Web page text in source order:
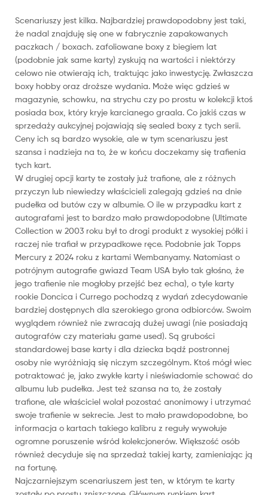
Scenariuszy jest kilka. Najbardziej prawdopodobny jest taki,
że nadal znajduję się one w fabrycznie zapakowanych
paczkach / boxach. zafoliowane boxy z biegiem lat
(podobnie jak same karty) zyskują na wartości i niektórzy
celowo nie otwierają ich, traktując jako inwestycję. Zwłaszcza
boxy hobby oraz droższe wydania. Może więc gdzieś w
magazynie, schowku, na strychu czy po prostu w kolekcji ktoś
posiada box, który kryje karcianego graala. Co jakiś czas w
sprzedaży aukcyjnej pojawiają się sealed boxy z tych serii.
Ceny ich są bardzo wysokie, ale w tym scenariuszu jest
szansa i nadzieja na to, że w końcu doczekamy się trafienia
tych kart.
W drugiej opcji karty te zostały już trafione, ale z różnych
przyczyn lub niewiedzy właścicieli zalegają gdzieś na dnie
pudełka od butów czy w albumie. O ile w przypadku kart z
autografami jest to bardzo mało prawdopodobne (Ultimate
Collection w 2003 roku był to drogi produkt z wysokiej półki i
raczej nie trafiał w przypadkowe ręce. Podobnie jak Topps
Mercury z 2024 roku z kartami Wembanyamy. Natomiast o
potrójnym autografie gwiazd Team USA było tak głośno, że
jego trafienie nie mogłoby przejść bez echa), o tyle karty
rookie Doncica i Currego pochodzą z wydań zdecydowanie
bardziej dostępnych dla szerokiego grona odbiorców. Swoim
wyglądem również nie zwracają dużej uwagi (nie posiadają
autografów czy materiału game used). Są grubości
standardowej base karty i dla dziecka bądź postronnej
osoby nie wyróżniają się niczym szczególnym. Ktoś mógł wiec
potraktować je, jako zwykłe karty i nieświadomie schować do
albumu lub pudełka. Jest też szansa na to, że zostały
trafione, ale właściciel wolał pozostać anonimowy i utrzymać
swoje trafienie w sekrecie. Jest to mało prawdopodobne, bo
informacja o kartach takiego kalibru z reguły wywołuje
ogromne poruszenie wśród kolekcjonerów. Większość osób
również decyduje się na sprzedaż takiej karty, zamieniając ją
na fortunę.
Najczarniejszym scenariuszem jest ten, w którym te karty